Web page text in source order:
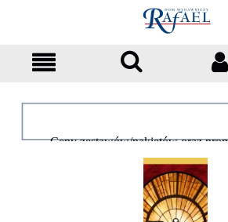
Ceny zestawów/pakietów oraz
dotyczą tylko klientów